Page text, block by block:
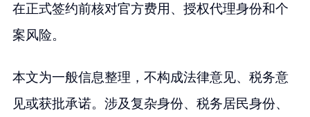
在正式签约前核对官方费用、授权代理身份和个
案风险。
本文为一般信息整理，不构成法律意见、税务意
见或获批承诺。涉及复杂身份、税务居民身份、